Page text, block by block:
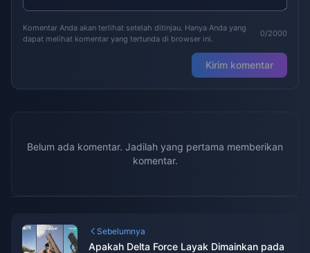
Komentar Anda akan terlihat setelah ditinjau. Hanya Anda yang
dapat melihat komentar yang tertunda di browser ini.
0/2000
Kirim komentar
Belum ada komentar. Jadilah yang pertama memberikan
komentar.
Sebelumnya
Apakah Delta Force Layak Dimainkan pada